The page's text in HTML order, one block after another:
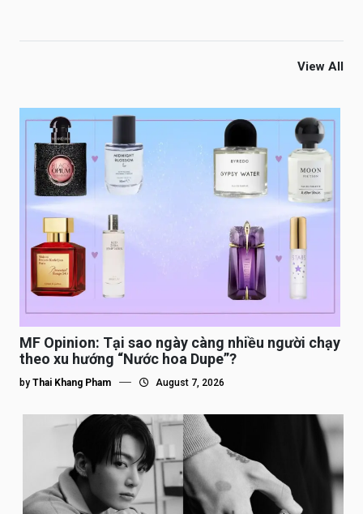
View All
MF Opinion: Tại sao ngày càng nhiều người chạy
theo xu hướng “Nước hoa Dupe”?
by Thai Khang Pham August 7, 2026